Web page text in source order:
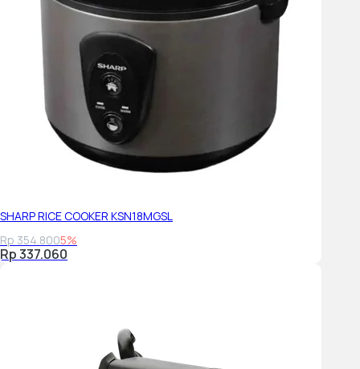
SHARP RICE COOKER KSN18MGSL
Rp 354.8005%
Rp 337.060